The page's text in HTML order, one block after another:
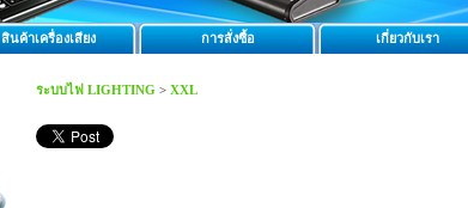
สินค้าเครื่องเสียง การสั่งซื้อ เกี่ยวกับเรา
ระบบไฟ LIGHTING > XXL